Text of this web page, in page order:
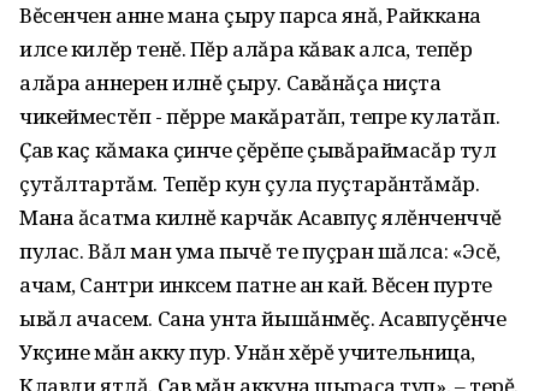
Вĕсенчен анне мана çыру парса янă, Райккана
илсе килĕр тенĕ. Пĕр алăра кăвак алса, тепĕр
алăра аннерен илнĕ çыру. Савăнăçа ниçта
чикейместĕп - пĕрре макăратăп, тепре кулатăп.
Ҫав каç кăмака çинче çĕрĕпе çывăраймасăр тул
çутăлтартăм. Тепĕр кун çула пуçтарăнтăмăр.
Мана ăсатма килнĕ карчăк Асавпуç ялĕнченччĕ
пулас. Вăл ман ума пычĕ те пуçран шăлса: «Эсĕ,
ачам, Сантри инкӱсем патне ан кай. Вĕсен пурте
ывăл ачасем. Сана унта йышăнмĕç. Асавпуçĕнче
Укçине мăн акку пур. Унăн хĕрĕ учительница,